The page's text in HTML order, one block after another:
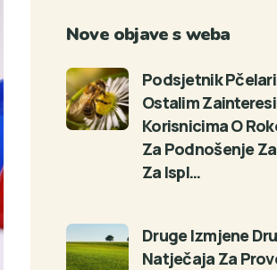
Nove objave s weba
Podsjetnik
Ostalim
Korisnicima O
Za Podnošenje
Za Ispl…
Druge Izmjene
Natječaja Za